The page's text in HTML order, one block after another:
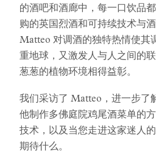
的酒吧和酒廊中，每一口饮品
购的英国烈酒和可持续技术与
Matteo 对调酒的独特热情使其
重地球，又激发人与人之间的
葱葱的植物环境相得益彰。
我们采访了 Matteo，进一步了
他制作多佛庭院鸡尾酒菜单的
技术，以及当您走进这家迷人
期待什么。